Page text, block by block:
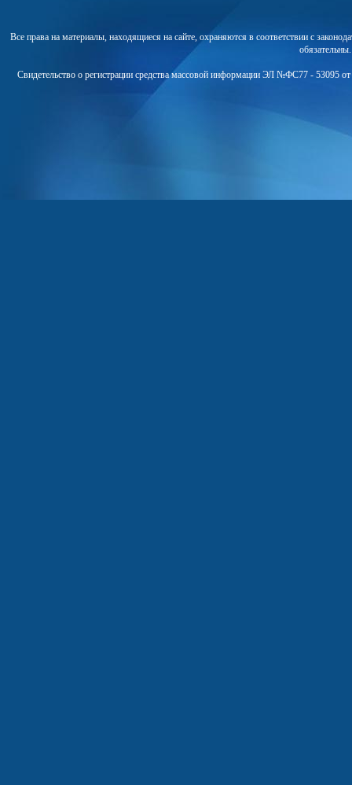
Все права на материалы, находящиеся на сайте, охраняются в соответствии с
Свидетельство о регистрации средства массовой информации ЭЛ №ФС77 - 53095